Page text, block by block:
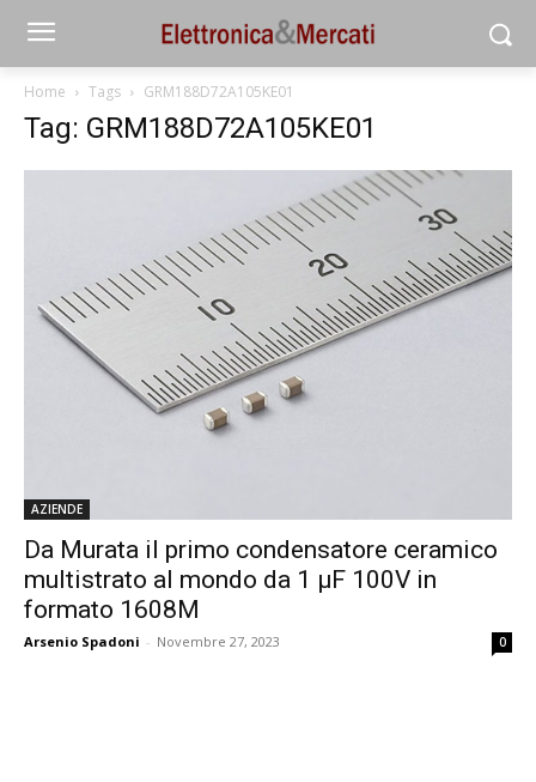
Home Tags GRM188D72A105KE01
Tag: GRM188D72A105KE01
AZIENDE
Da Murata il primo condensatore ceramico
multistrato al mondo da 1 µF 100V in
formato 1608M
Arsenio Spadoni - Novembre 27, 2023 0